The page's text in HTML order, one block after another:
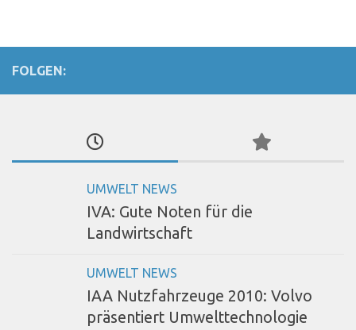
FOLGEN:
UMWELT NEWS
IVA: Gute Noten für die
Landwirtschaft
UMWELT NEWS
IAA Nutzfahrzeuge 2010: Volvo
präsentiert Umwelttechnologie